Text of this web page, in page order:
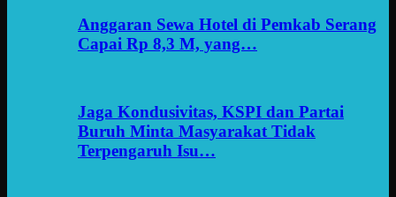
Anggaran Sewa Hotel di Pemkab Serang
Capai Rp 8,3 M, yang…
Jaga Kondusivitas, KSPI dan Partai
Buruh Minta Masyarakat Tidak
Terpengaruh Isu…